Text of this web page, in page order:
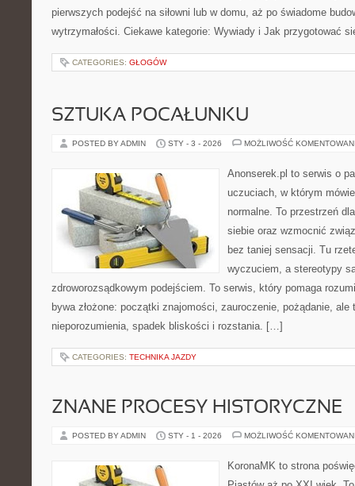
pierwszych podejść na siłowni lub w domu, aż po świadome
wytrzymałości. Ciekawe kategorie: Wywiady i Jak przygotować
CATEGORIES: GŁOGÓW
SZTUKA POCAŁUNKU
POSTED BY ADMIN STY - 3 - 2026 MOŻLIWOŚĆ
Anonserek.pl to serwis o
uczuciach, w którym
normalne. To przestrzeń
siebie oraz wzmocnić
bez taniej sensacji. Tu
wyczuciem, a stereotypy
zdroworozsądkowym podejściem. To serwis, który pomaga
bywa złożone: początki znajomości, zauroczenie, pożądanie,
nieporozumienia, spadek bliskości i rozstania. […]
CATEGORIES: TECHNIKA JAZDY
ZNANE PROCESY HISTORYCZNE
POSTED BY ADMIN STY - 1 - 2026 MOŻLIWOŚĆ
KoronaMK to strona